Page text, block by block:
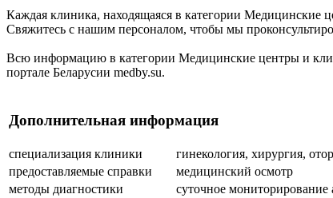
Каждая клиника, находящаяся в категории Медицинские
Свяжитесь с нашим персоналом, чтобы мы
Всю информацию в категории Медицинские центры и
портале Беларусии medby.su.
Дополнительная информация
специализация клиники
гинекология, хирургия,
предоставляемые справки
медицинский осмотр
методы диагностики
суточное